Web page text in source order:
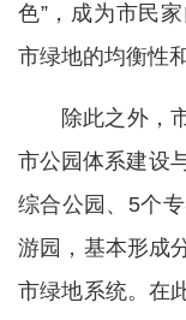
色”，成为市民
市绿地的均衡性
除此之外，
市公园体系建设
综合公园、5个
游园，基本形成
市绿地系统。在